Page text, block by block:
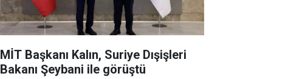
MİT Başkanı Kalın, Suriye Dışişleri
Bakanı Şeybani ile görüştü